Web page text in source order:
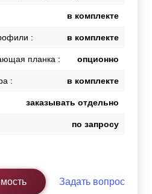
в комплекте
: в комплекте
планка : опционно
: в комплекте
заказывать отдельно
по запросу
Задать вопрос